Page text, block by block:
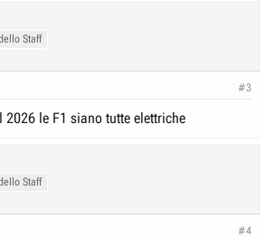
Staff
#3
2026 le F1 siano tutte elettriche
Staff
#4